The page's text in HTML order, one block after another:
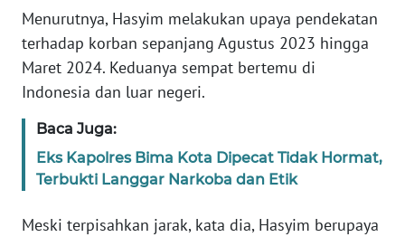
Menurutnya, Hasyim melakukan upaya pendekatan
terhadap korban sepanjang Agustus 2023 hingga
Maret 2024. Keduanya sempat bertemu di
Indonesia dan luar negeri.
Baca Juga:
Eks Kapolres Bima Kota Dipecat Tidak Hormat,
Terbukti Langgar Narkoba dan Etik
Meski terpisahkan jarak, kata dia, Hasyim berupaya
Regional
WN
SUMUT
WN
JAKARTA
JABAR